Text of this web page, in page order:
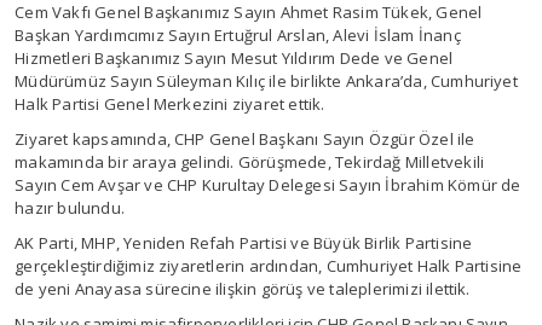
Cem Vakfı Genel Başkanımız Sayın Ahmet Rasim Tükek, Genel
Başkan Yardımcımız Sayın Ertuğrul Arslan, Alevi İslam İnanç
Hizmetleri Başkanımız Sayın Mesut Yıldırım Dede ve Genel
Müdürümüz Sayın Süleyman Kılıç ile birlikte Ankara’da, Cumhuriyet
Halk Partisi Genel Merkezini ziyaret ettik.
Ziyaret kapsamında, CHP Genel Başkanı Sayın Özgür Özel ile
makamında bir araya gelindi. Görüşmede, Tekirdağ Milletvekili
Sayın Cem Avşar ve CHP Kurultay Delegesi Sayın İbrahim Kömür de
hazır bulundu.
AK Parti, MHP, Yeniden Refah Partisi ve Büyük Birlik Partisine
gerçekleştirdiğimiz ziyaretlerin ardından, Cumhuriyet Halk Partisine
de yeni Anayasa sürecine ilişkin görüş ve taleplerimizi ilettik.